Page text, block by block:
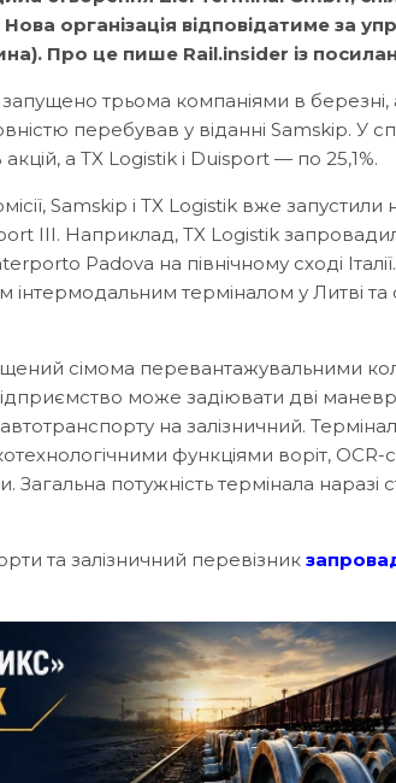
організація відповідатиме за
Про це пише Rail.insider із
трьома компаніями в березні,
перебував у віданні Samskip. У
а TX Logistik і Duisport — по 25,1%.
Samskip і TX Logistik вже запустили
III. Наприклад, TX Logistik
Padova на північному сході
інтермодальним терміналом у Литві
сімома перевантажувальними
може задіювати дві
на залізничний.
функціями воріт, OCR-
потужність термінала наразі
та залізничний перевізник